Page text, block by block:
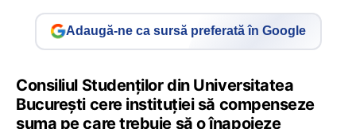
Adaugă-ne ca sursă preferată în Google
Consiliul Studenților din Universitatea
București cere instituției să compenseze
suma pe care trebuie să o înapoieze